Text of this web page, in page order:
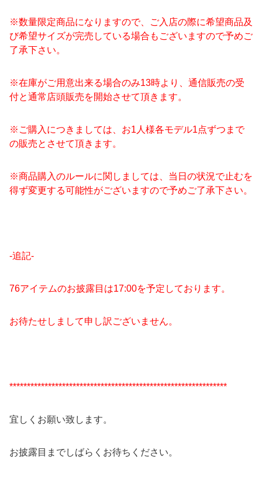
※数量限定商品になりますので、ご入店の際に希望商品及
び希望サイズが完売している場合もございますので予めご
了承下さい。
※在庫がご用意出来る場合のみ13時より、通信販売の受
付と通常店頭販売を開始させて頂きます。
※ご購入につきましては、お1人様各モデル1点ずつまで
の販売とさせて頂きます。
※商品購入のルールに関しましては、当日の状況で止むを
得ず変更する可能性がございますので予めご了承下さい。
-追記-
76アイテムのお披露目は17:00を予定しております。
お待たせしまして申し訳ございません。
**************************************************************
宜しくお願い致します。
お披露目までしばらくお待ちください。